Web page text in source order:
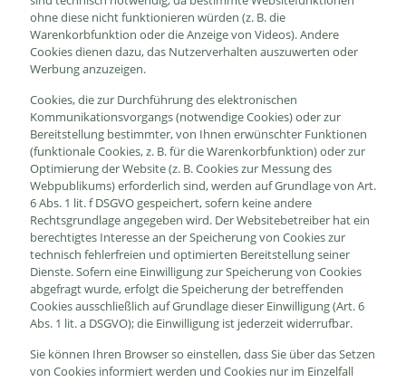
ohne diese nicht funktionieren würden (z. B. die
Warenkorbfunktion oder die Anzeige von Videos). Andere
Cookies dienen dazu, das Nutzerverhalten auszuwerten oder
Werbung anzuzeigen.
Cookies, die zur Durchführung des elektronischen
Kommunikationsvorgangs (notwendige Cookies) oder zur
Bereitstellung bestimmter, von Ihnen erwünschter Funktionen
(funktionale Cookies, z. B. für die Warenkorbfunktion) oder zur
Optimierung der Website (z. B. Cookies zur Messung des
Webpublikums) erforderlich sind, werden auf Grundlage von Art.
6 Abs. 1 lit. f DSGVO gespeichert, sofern keine andere
Rechtsgrundlage angegeben wird. Der Websitebetreiber hat ein
berechtigtes Interesse an der Speicherung von Cookies zur
technisch fehlerfreien und optimierten Bereitstellung seiner
Dienste. Sofern eine Einwilligung zur Speicherung von Cookies
abgefragt wurde, erfolgt die Speicherung der betreffenden
Cookies ausschließlich auf Grundlage dieser Einwilligung (Art. 6
Abs. 1 lit. a DSGVO); die Einwilligung ist jederzeit widerrufbar.
Sie können Ihren Browser so einstellen, dass Sie über das Setzen
von Cookies informiert werden und Cookies nur im Einzelfall